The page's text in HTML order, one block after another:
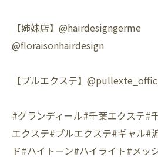
【姉妹店】@hairdesigngerme
@floraisonhairdesign
【プルエクステ】
#グランディール#千葉エクステ#
エクステ#プルエクステ#ギャル#
ド#ハイトーン#ハイライト#メッ